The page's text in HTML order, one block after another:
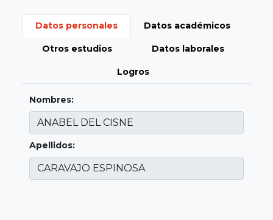
Datos personales Datos académicos
Otros estudios Datos laborales
Logros
Nombres:
Apellidos: